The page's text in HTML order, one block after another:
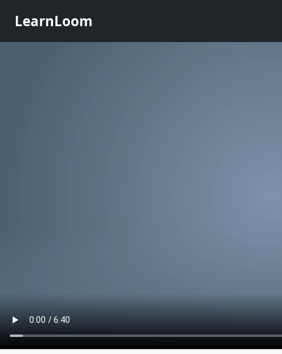
LearnLoom